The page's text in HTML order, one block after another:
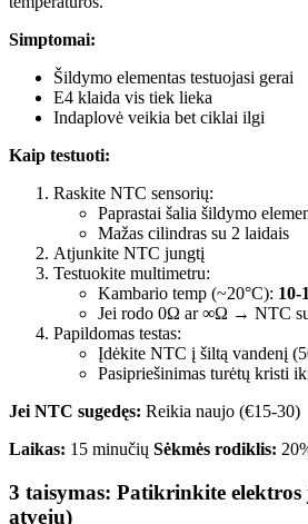
Simptomai:
Šildymo elementas testuojasi gerai
E4 klaida vis tiek lieka
Indaplovė veikia bet ciklai ilgi
Kaip testuoti:
Raskite NTC sensorių:
Paprastai šalia šildymo
Mažas cilindras su 2 laidais
Atjunkite NTC jungtį
Testuokite multimetru:
Kambario temp (~20°C): 10-
Jei rodo 0Ω ar ∞Ω → NTC
Papildomas testas:
Įdėkite NTC į šiltą vandenį
Pasipriešinimas turėtų kristi
Jei NTC sugedęs: Reikia naujo (€15-30)
Laikas: 15 minučių Sėkmės rodiklis:
3 taisymas: Patikrinkite
atvejų)